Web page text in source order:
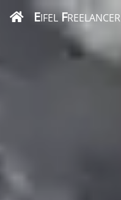
EIFELFREELANCER